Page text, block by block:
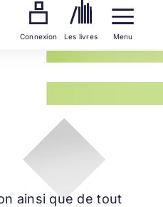
Connexion Les livres Menu
ainsi que de tout